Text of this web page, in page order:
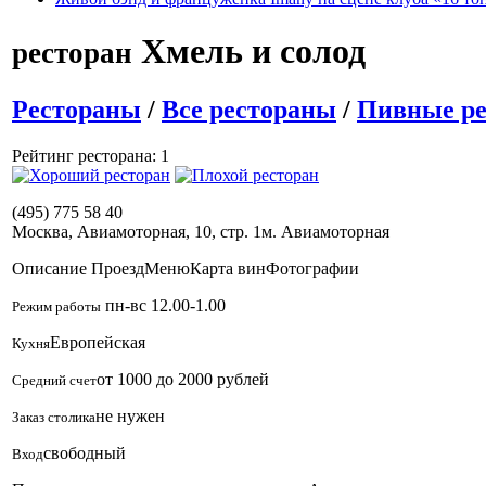
ресторан Хмель и солод
Рестораны / Все рестораны / Пивные
Рейтинг ресторана: 1
(495) 775 58 40
Москва, Авиамоторная, 10, стр. 1м. Авиамоторная
Описание ПроездМенюКарта винФотографии
Режим работы пн-вс 12.00-1.00
КухняЕвропейская
Средний счетот 1000 до 2000 рублей
Заказ столикане нужен
Входсвободный